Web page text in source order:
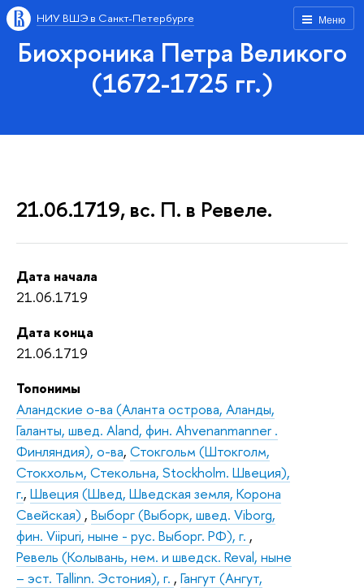
Меню
НИУ ВШЭ в Санкт-Петербурге
Биохроника Петра Великого
(1672-1725 гг.)
21.06.1719, вс. П. в Ревеле.
Дата начала
21.06.1719
Дата конца
21.06.1719
Топонимы
Аландские о-ва (Аланта острова, Аланды,
Галанты, швед. Aland, фин. Ahvenanmanner .
Финляндия), о-ва, Стокгольм (Штокголм,
Стокхольм, Стекольна, Stockholm. Швеция),
г., Швеция (Швед, Шведская земля, Корона
Свейская) , Выборг (Выборк, швед. Viborg,
фин. Viipuri, ныне - рус. Выборг. РФ), г. ,
Ревель (Колывань, нем. и шведск. Reval, ныне
– эст. Tallinn. Эстония), г. , Гангут (Ангут,